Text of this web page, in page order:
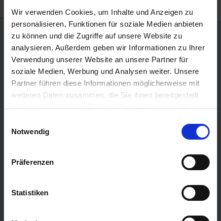
Wir verwenden Cookies, um Inhalte und Anzeigen zu
personalisieren, Funktionen für soziale Medien anbieten
zu können und die Zugriffe auf unsere Website zu
analysieren. Außerdem geben wir Informationen zu Ihrer
Verwendung unserer Website an unsere Partner für
soziale Medien, Werbung und Analysen weiter. Unsere
Partner führen diese Informationen möglicherweise mit
weiteren Daten zusammen, die Sie ihnen bereitgestellt
haben oder die sie im Rahmen Ihrer Nutzung der Dienste
Notwendig
Präferenzen
Statistiken
... mehr lesen
TOP Reedereien
AIDA Kreuzfahrten
(TUI Cruises)
Phoenix Kreuzfahrten
Costa Kreuzfahrten
Holland America Line